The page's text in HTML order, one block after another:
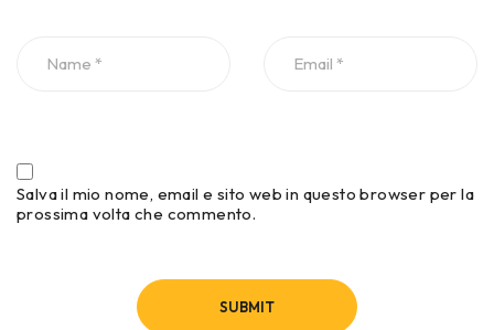
Salva il mio nome, email e sito web in questo browser per la
prossima volta che commento.